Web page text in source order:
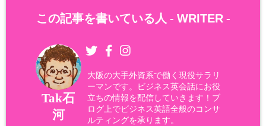
この記事を書いている人 - WRITER-
Tak石
河
大阪の大手外資系で働く現役サラリ
ーマンです。ビジネス英会話にお役
立ちの情報を配信していきます！ブ
ログ上でビジネス英語全般のコンサ
ルティングを承ります。